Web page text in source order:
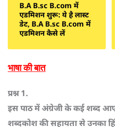
B.A B.sc B.com में
एडमिशन शुरू: ये है लास्ट
डेट, B.A B.sc B.com में
एडमिशन कैसे लें
भाषा की बात
प्रश्न1.
इस पाठ में अंग्रेजी के कई शब्द
शब्दकोश की सहायता से उनका